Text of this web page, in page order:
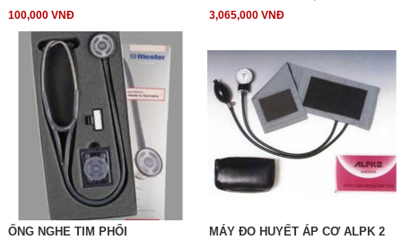
100,000 VNĐ 3,065,000 VNĐ
ỐNG NGHE TIM PHỔI
MÁY ĐO HUYẾT ÁP CƠ ALPK 2